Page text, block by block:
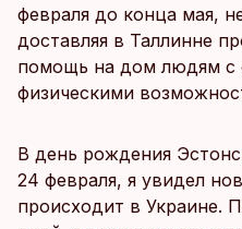
февраля до конца мая,
доставляя в Таллинне
помощь на дом людям с
физическими
В день рождения
24 февраля, я увидел
происходит в Украине.